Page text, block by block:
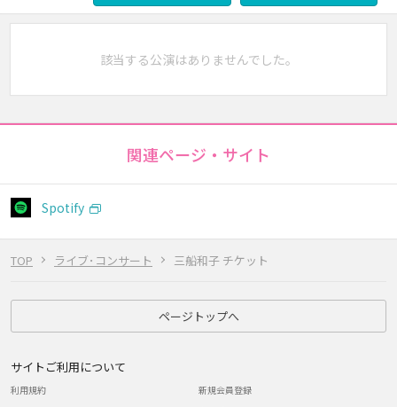
TOP ライブ･コンサート 三船和子 チケット
該当する公演はありませんでした。
関連ページ・サイト
Spotify
ページトップへ
サイトご利用について
利用規約
新規会員登録